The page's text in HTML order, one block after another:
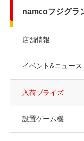
namcoフジグラ
店舗情報
イベント&ニュース
入荷プライズ
設置ゲーム機